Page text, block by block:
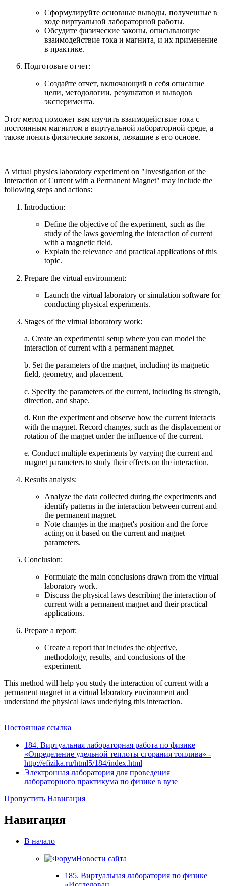
Сформулируйте основные выводы, полученные в
ходе виртуальной лабораторной работы.
Обсудите физические законы, описывающие
взаимодействие тока и магнита, и их применение
в практике.
Подготовьте отчет:
Создайте отчет, включающий в себя описание
цели, методологии, результатов и выводов
эксперимента.
Этот метод поможет вам изучить взаимодействие тока с
постоянным магнитом в виртуальной лабораторной среде, а
также понять физические законы, лежащие в его основе.
A virtual physics laboratory experiment on "Investigation of the
Interaction of Current with a Permanent Magnet" may include the
following steps and actions:
Introduction:
Define the objective of the experiment, such as the
study of the laws governing the interaction of current
with a magnetic field.
Explain the relevance and practical applications of this
topic.
Prepare the virtual environment:
Launch the virtual laboratory or simulation software for
conducting physical experiments.
Stages of the virtual laboratory work:
a. Create an experimental setup where you can model the
interaction of current with a permanent magnet.
b. Set the parameters of the magnet, including its magnetic
field, geometry, and placement.
c. Specify the parameters of the current, including its strength,
direction, and shape.
d. Run the experiment and observe how the current interacts
with the magnet. Record changes, such as the displacement or
rotation of the magnet under the influence of the current.
e. Conduct multiple experiments by varying the current and
magnet parameters to study their effects on the interaction.
Results analysis:
Analyze the data collected during the experiments and
identify patterns in the interaction between current and
the permanent magnet.
Note changes in the magnet's position and the force
acting on it based on the current and magnet
parameters.
Conclusion:
Formulate the main conclusions drawn from the virtual
laboratory work.
Discuss the physical laws describing the interaction of
current with a permanent magnet and their practical
applications.
Prepare a report:
Create a report that includes the objective,
methodology, results, and conclusions of the
experiment.
This method will help you study the interaction of current with a
permanent magnet in a virtual laboratory environment and
understand the physical laws underlying this interaction.
Постоянная ссылка
184. Виртуальная лабораторная работа по физике
«Определение удельной теплоты сгорания топлива» -
http://efizika.ru/html5/184/index.html
Электронная лаборатория для проведения
лабораторного практикума по физике в вузе
Пропустить Навигация
Навигация
В начало
Новости сайта
185. Виртуальная лаборатория по физике